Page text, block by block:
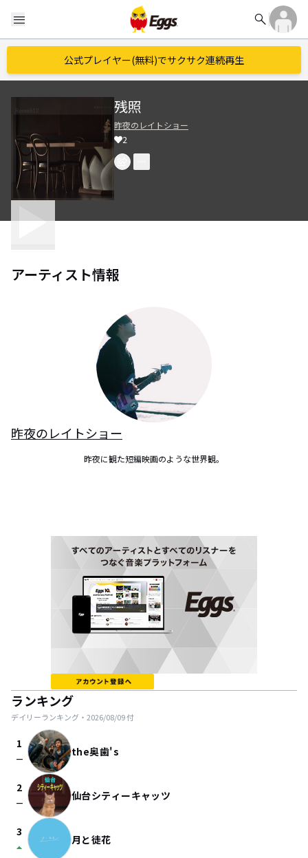
menu search
公式プレイヤー(無料)でサクサク連続再生
残照
昨夜のレイトショー
2
アーティスト情報
昨夜のレイトショー
昨夜に観た短編映画のような世界観。
ランキング
デイリーランキング・ 2026/08/09付
1
check_indeterminate_small the奥歯's
2
check_indeterminate_small 仙台シティーキャッツ
3
arrow_drop_up 月と徒花